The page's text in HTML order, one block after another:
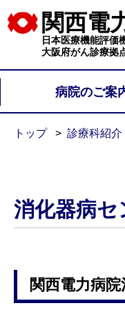
関西電
日本医療機能評価
大阪府がん診療拠
病院のご案
トップ 診療科紹介
消化器病セ
関西電力病